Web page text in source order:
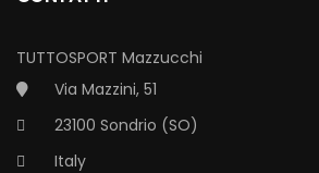
TUTTOSPORT Mazzucchi
Via Mazzini, 51
23100 Sondrio (SO)
Italy